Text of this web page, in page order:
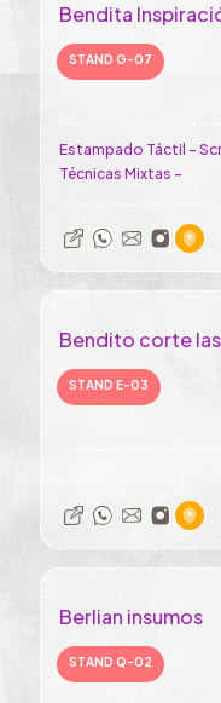
Bendita
STAND G-07
Estampado Táctil -
Técnicas Mixtas -
Bendito corte
STAND E-03
Berlian insumos
STAND Q-02